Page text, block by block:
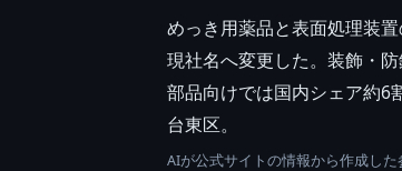
めっき用薬品と表面処理装
現社名へ変更した。装飾・
部品向けでは国内シェア約6
台東区。
AIが公式サイトの情報から作成し